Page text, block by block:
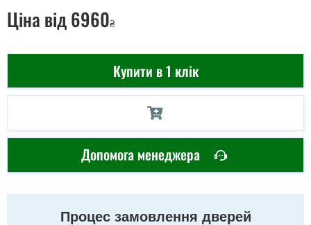
Ціна від 6960₴
Купити в 1 клік
Допомога менеджера
Процес замовлення дверей